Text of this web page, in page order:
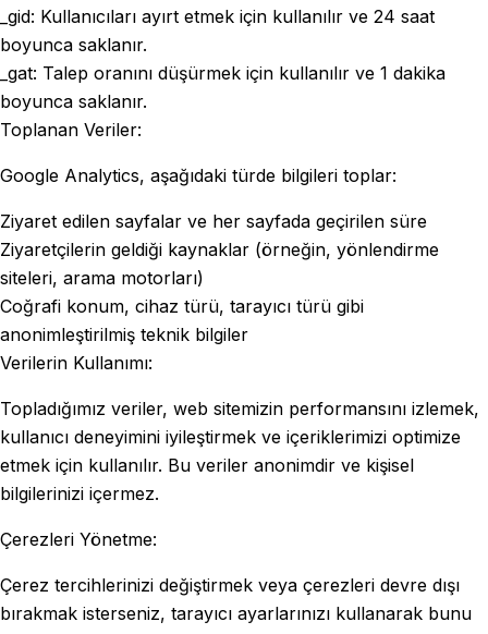
_gid: Kullanıcıları ayırt etmek için kullanılır ve 24 saat
boyunca saklanır.
_gat: Talep oranını düşürmek için kullanılır ve 1 dakika
boyunca saklanır.
Toplanan Veriler:
Google Analytics, aşağıdaki türde bilgileri toplar:
Ziyaret edilen sayfalar ve her sayfada geçirilen süre
Ziyaretçilerin geldiği kaynaklar (örneğin, yönlendirme
siteleri, arama motorları)
Coğrafi konum, cihaz türü, tarayıcı türü gibi
anonimleştirilmiş teknik bilgiler
Verilerin Kullanımı:
Topladığımız veriler, web sitemizin performansını izlemek,
kullanıcı deneyimini iyileştirmek ve içeriklerimizi optimize
etmek için kullanılır. Bu veriler anonimdir ve kişisel
bilgilerinizi içermez.
Çerezleri Yönetme:
Çerez tercihlerinizi değiştirmek veya çerezleri devre dışı
bırakmak isterseniz, tarayıcı ayarlarınızı kullanarak bunu